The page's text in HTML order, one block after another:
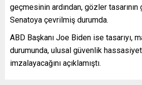
geçmesinin ardından, gözler
Senatoya çevrilmiş durumda.
ABD Başkanı Joe Biden ise tasarıyı,
durumunda, ulusal güvenlik
imzalayacağını açıklamıştı.